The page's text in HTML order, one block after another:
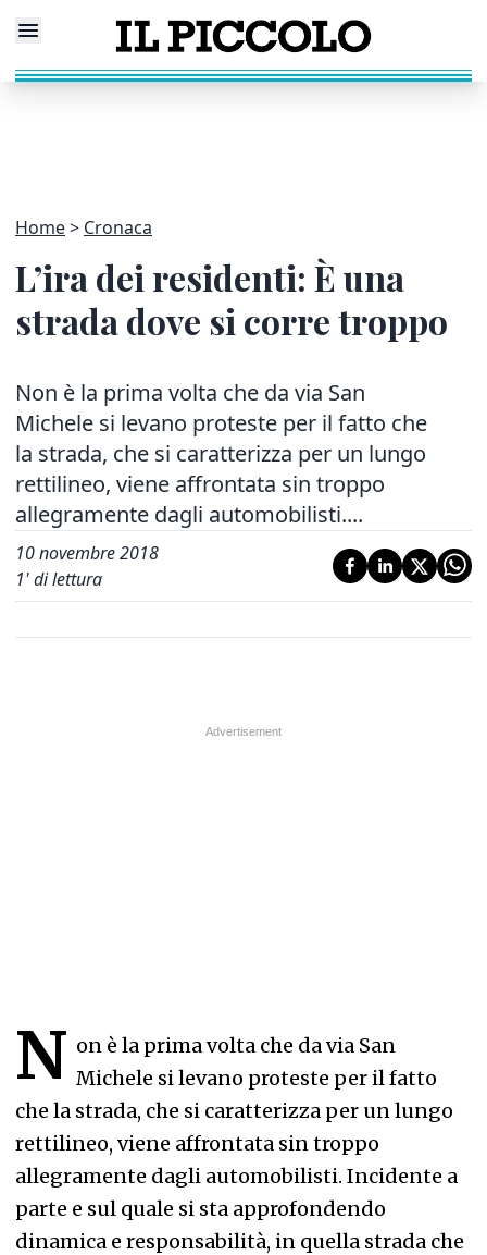
Home Cronaca
L’ira dei residenti: È una
strada dove si corre troppo
Non è la prima volta che da via San
Michele si levano proteste per il fatto che
la strada, che si caratterizza per un lungo
rettilineo, viene affrontata sin troppo
allegramente dagli automobilisti....
10 novembre 2018
1' di lettura
N on è la prima volta che da via San
Michele si levano proteste per il fatto
che la strada, che si caratterizza per un lungo
rettilineo, viene affrontata sin troppo
allegramente dagli automobilisti. Incidente a
parte e sul quale si sta approfondendo
dinamica e responsabilità, in quella strada che